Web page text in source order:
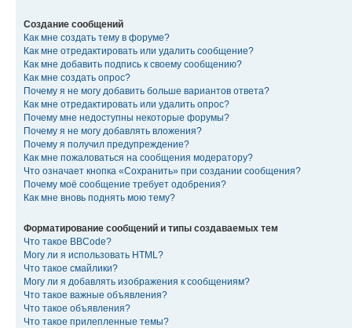
Создание сообщений
Как мне создать тему в форуме?
Как мне отредактировать или удалить сообщение?
Как мне добавить подпись к своему сообщению?
Как мне создать опрос?
Почему я не могу добавить больше вариантов ответа?
Как мне отредактировать или удалить опрос?
Почему мне недоступны некоторые форумы?
Почему я не могу добавлять вложения?
Почему я получил предупреждение?
Как мне пожаловаться на сообщения модератору?
Что означает кнопка «Сохранить» при создании сообщения?
Почему моё сообщение требует одобрения?
Как мне вновь поднять мою тему?
Форматирование сообщений и типы создаваемых тем
Что такое BBCode?
Могу ли я использовать HTML?
Что такое смайлики?
Могу ли я добавлять изображения к сообщениям?
Что такое важные объявления?
Что такое объявления?
Что такое прилепленные темы?